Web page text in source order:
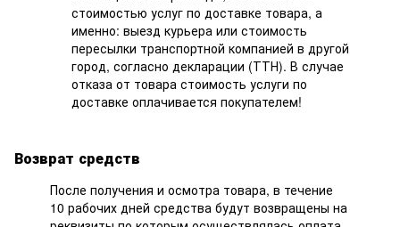
стоимостью услуг по доставке товара, а
именно: выезд курьера или стоимость
пересылки транспортной компанией в другой
город, согласно декларации (ТТН). В случае
отказа от товара стоимость услуги по
доставке оплачивается покупателем!
Возврат средств
После получения и осмотра товара, в течение
10 рабочих дней средства будут возвращены на